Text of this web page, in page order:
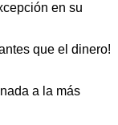
en su
que el dinero!
a la más